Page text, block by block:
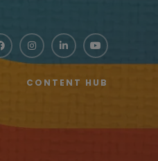
CONTENT HUB